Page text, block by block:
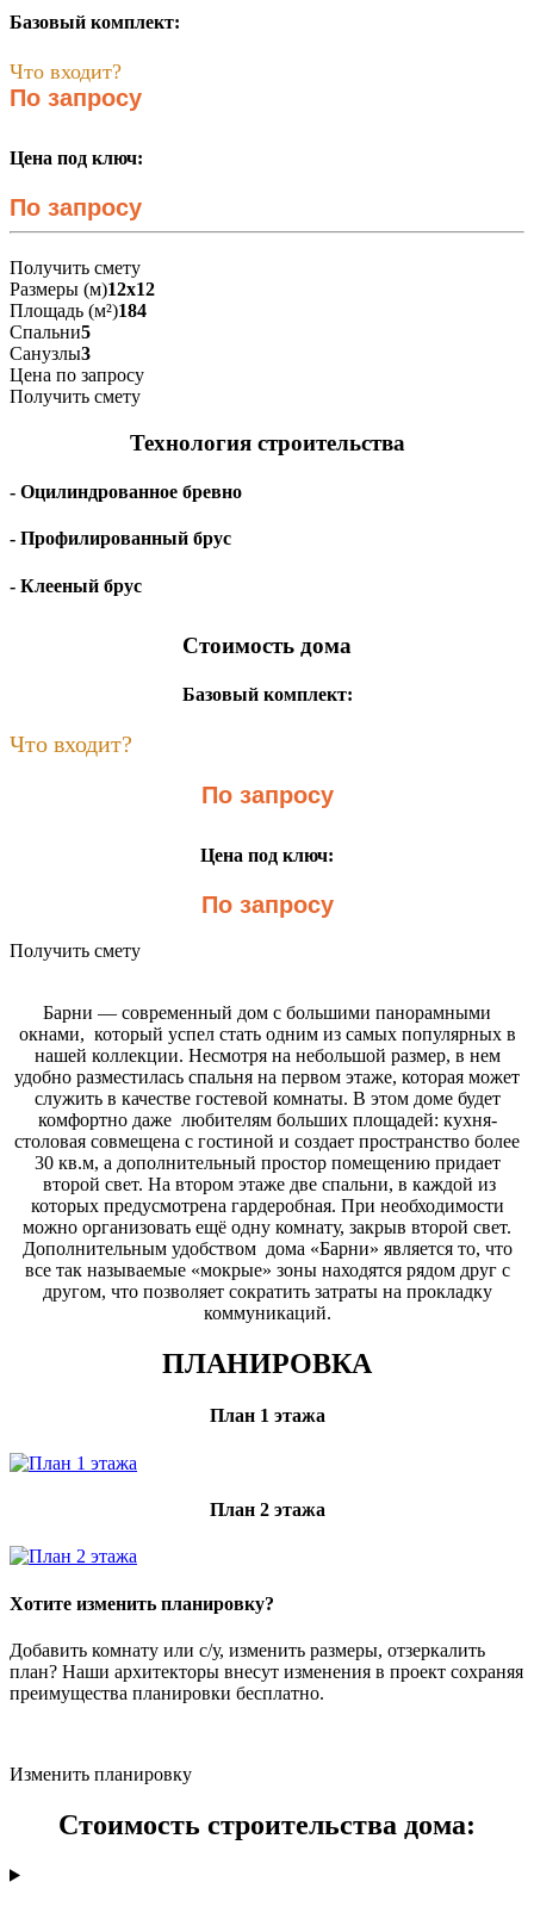
Базовый комплект:
Что входит?
По запросу
Цена под ключ:
По запросу
Получить смету
Размеры (м)12х12
Площадь (м²)184
Спальни5
Санузлы3
Цена по запросу
Получить смету
Технология строительства
- Оцилиндрованное бревно
- Профилированный брус
- Клееный брус
Стоимость дома
Базовый комплект:
Что входит?
По запросу
Цена под ключ:
По запросу
Получить смету
Барни — современный дом с большими панорамными
окнами, который успел стать одним из самых популярных в
нашей коллекции. Несмотря на небольшой размер, в нем
удобно разместилась спальня на первом этаже, которая может
служить в качестве гостевой комнаты. В этом доме будет
комфортно даже любителям больших площадей: кухня-
столовая совмещена с гостиной и создает пространство более
30 кв.м, а дополнительный простор помещению придает
второй свет. На втором этаже две спальни, в каждой из
которых предусмотрена гардеробная. При необходимости
можно организовать ещё одну комнату, закрыв второй свет.
Дополнительным удобством дома «Барни» является то, что
все так называемые «мокрые» зоны находятся рядом друг с
другом, что позволяет сократить затраты на прокладку
коммуникаций.
ПЛАНИРОВКА
План 1 этажа
План 2 этажа
Хотите изменить планировку?
Добавить комнату или с/у, изменить размеры, отзеркалить
план? Наши архитекторы внесут изменения в проект сохраняя
преимущества планировки бесплатно.
Изменить планировку
Стоимость строительства дома: